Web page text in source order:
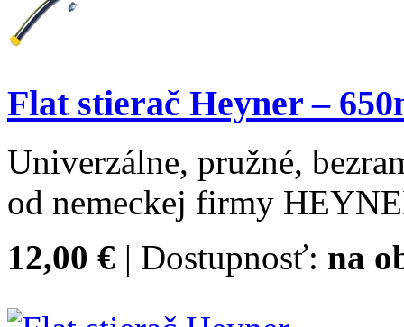
Flat stierač Heyner –
Univerzálne, pružné,
od nemeckej firmy
12,00 € | Dostupnosť: na